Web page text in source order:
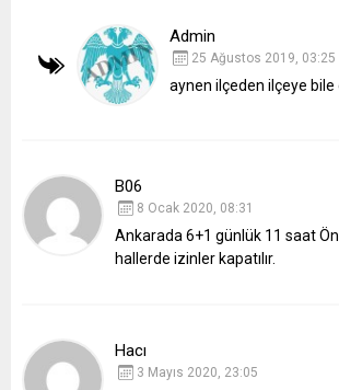
Admin
25 Ağustos 2019, 03:25
aynen ilçeden ilçeye
B06
8 Ocak 2020, 08:31
Ankarada 6+1 günlük 11 saat
hallerde izinler kapatılır.
Hacı
3 Mayıs 2020, 23:05